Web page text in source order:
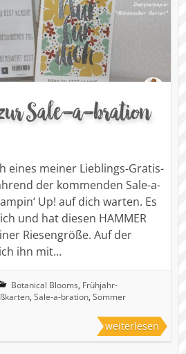
Sale-a-bration
eines meiner Lieblings-Gratis-
der kommenden Sale-a-
Up! auf dich warten. Es
und hat diesen HAMMER
Riesengröße. Auf der
ihn mit…
Botanical Blooms, Frühjahr-
, Sale-a-bration, Sommer
weiterlesen